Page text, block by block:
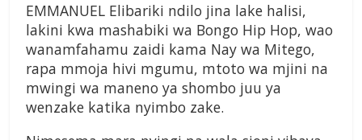
EMMANUEL Elibariki ndilo jina lake halisi,
lakini kwa mashabiki wa Bongo Hip Hop, wao
wanamfahamu zaidi kama Nay wa Mitego,
rapa mmoja hivi mgumu, mtoto wa mjini na
mwingi wa maneno ya shombo juu ya
wenzake katika nyimbo zake.